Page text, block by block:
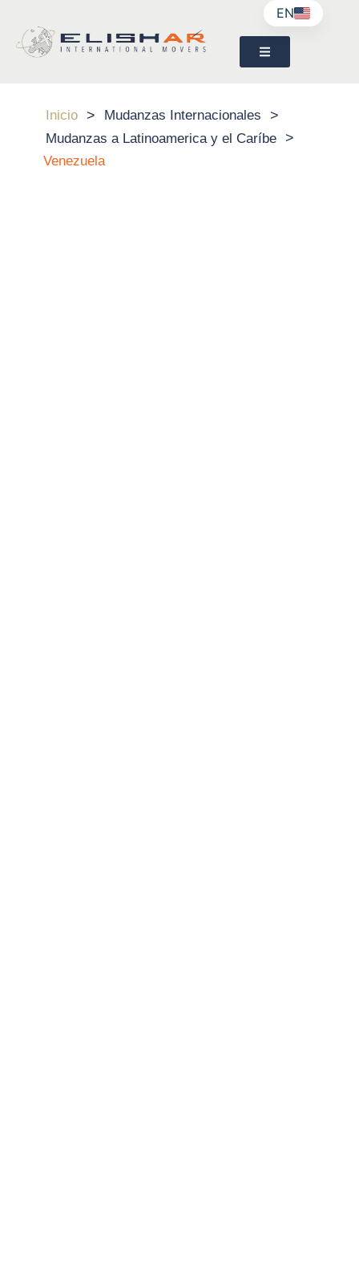
Inicio > Mudanzas Internacionales >
Mudanzas a Latinoamerica y el Caríbe >
Venezuela
EN